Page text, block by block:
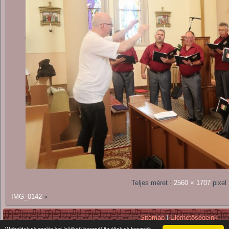
Teljes méret : 2560 × 1707 pixel
IMG_0142 »
Sitemap|Elérhetőségeink
Copyright © 2026. All Rights